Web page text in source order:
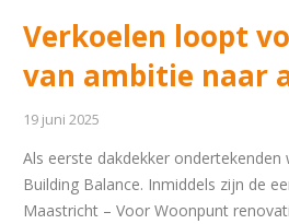
Verkoelen loopt
van ambitie naar
19 juni 2025
Als eerste dakdekker
Building Balance. Inmiddels zijn de
Maastricht – Voor Woonpunt